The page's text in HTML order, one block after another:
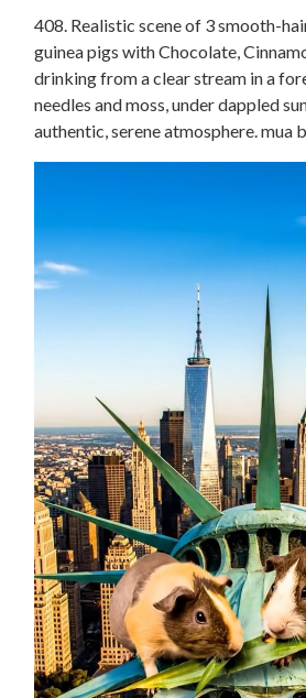
408. Realistic scene of 3 smooth-
guinea pigs with Chocolate,
drinking from a clear stream in a
needles and moss, under dappled
authentic, serene atmosphere. mua